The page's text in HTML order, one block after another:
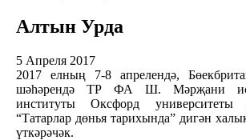
Алтын Урда
5 Апреля 2017
2017 елның 7-8 апрелендә,
шәһәрендә ТР ФА Ш. Мәрҗани
институты Оксфорд университеты
“Татарлар дөнья тарихында” дигән
үткәрәчәк.